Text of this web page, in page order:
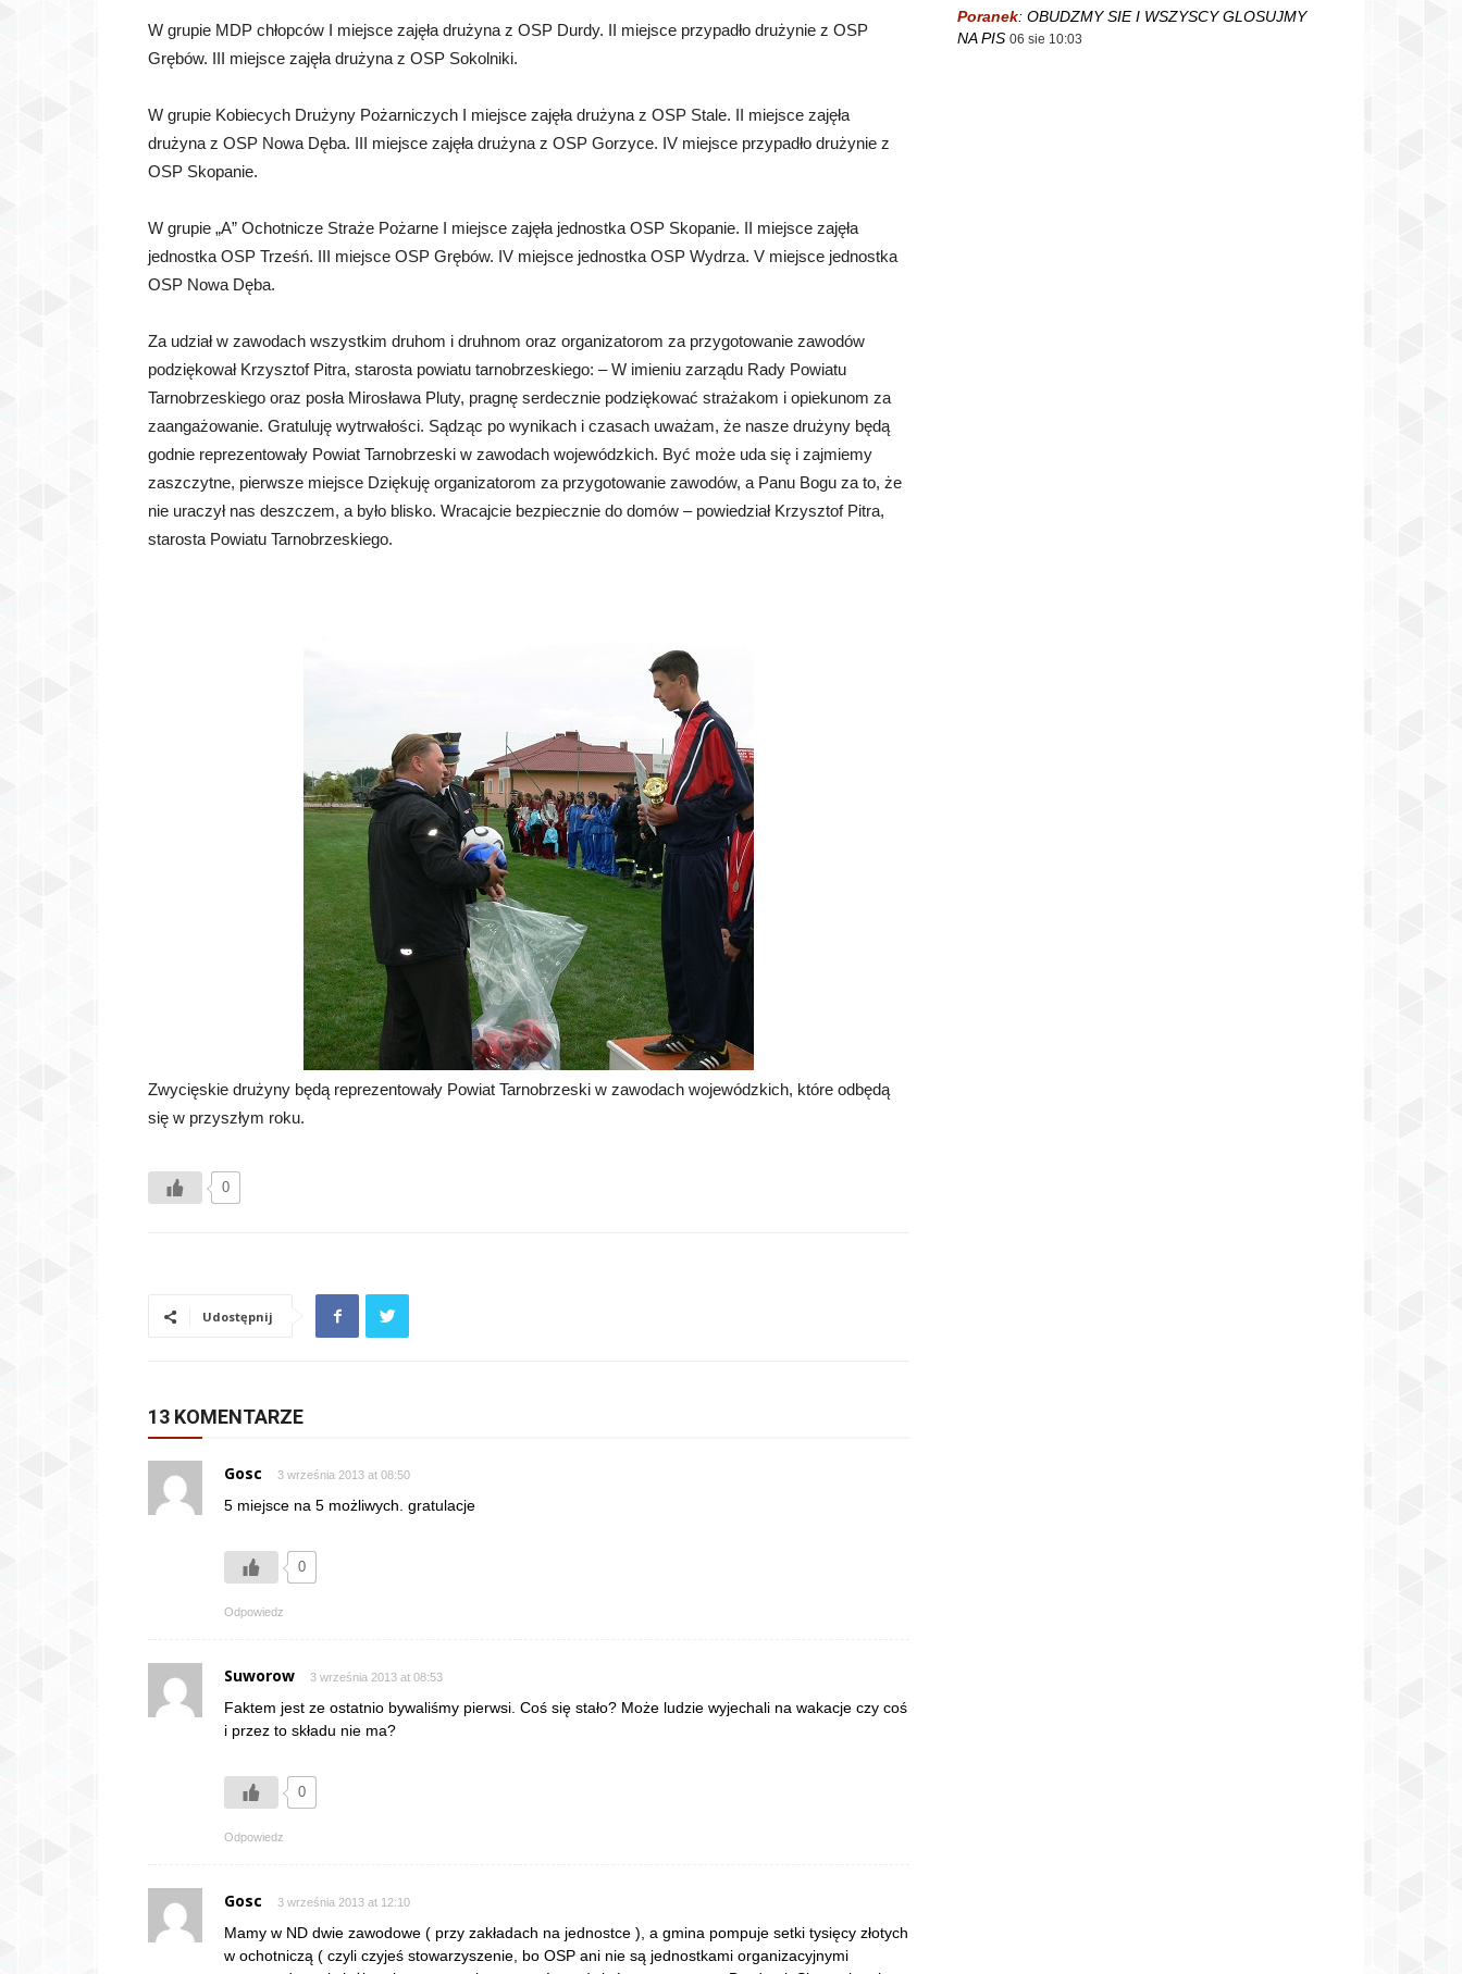
W grupie MDP chłopców I miejsce zajęła drużyna z OSP Durdy. II miejsce przypadło drużynie z OSP
Grębów. III miejsce zajęła drużyna z OSP Sokolniki.
W grupie Kobiecych Drużyny Pożarniczych I miejsce zajęła drużyna z OSP Stale. II miejsce zajęła
drużyna z OSP Nowa Dęba. III miejsce zajęła drużyna z OSP Gorzyce. IV miejsce przypadło drużynie z
OSP Skopanie.
W grupie „A” Ochotnicze Straże Pożarne I miejsce zajęła jednostka OSP Skopanie. II miejsce zajęła
jednostka OSP Trześń. III miejsce OSP Grębów. IV miejsce jednostka OSP Wydrza. V miejsce jednostka
OSP Nowa Dęba.
Za udział w zawodach wszystkim druhom i druhnom oraz organizatorom za przygotowanie zawodów
podziękował Krzysztof Pitra, starosta powiatu tarnobrzeskiego: – W imieniu zarządu Rady Powiatu
Tarnobrzeskiego oraz posła Mirosława Pluty, pragnę serdecznie podziękować strażakom i opiekunom za
zaangażowanie. Gratuluję wytrwałości. Sądząc po wynikach i czasach uważam, że nasze drużyny będą
godnie reprezentowały Powiat Tarnobrzeski w zawodach wojewódzkich. Być może uda się i zajmiemy
zaszczytne, pierwsze miejsce Dziękuję organizatorom za przygotowanie zawodów, a Panu Bogu za to, że
nie uraczył nas deszczem, a było blisko. Wracajcie bezpiecznie do domów – powiedział Krzysztof Pitra,
starosta Powiatu Tarnobrzeskiego.
Zwycięskie drużyny będą reprezentowały Powiat Tarnobrzeski w zawodach wojewódzkich, które odbędą
się w przyszłym roku.
0
Udostępnij
13 KOMENTARZE
Gosc 3 września 2013 at 08:50
5 miejsce na 5 możliwych. gratulacje
0
Odpowiedz
Suworow 3 września 2013 at 08:53
Faktem jest ze ostatnio bywaliśmy pierwsi. Coś się stało? Może ludzie wyjechali na wakacje czy coś
i przez to składu nie ma?
0
Odpowiedz
Gosc 3 września 2013 at 12:10
Mamy w ND dwie zawodowe ( przy zakładach na jednostce ), a gmina pompuje setki tysięcy złotych
w ochotniczą ( czyli czyjeś stowarzyszenie, bo OSP ani nie są jednostkami organizacyjnymi
Poranek: OBUDZMY SIE I WSZYSCY GLOSUJMY
NA PIS 06 sie 10:03